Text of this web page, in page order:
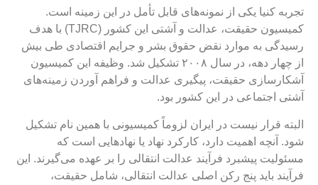
کنیا یکی از نمونه‌های قابل تأمل در این زمینه است.
کمیسیون حقیقت، عدالت و آشتی این کشور (TJRC) با هدف
به موارد نقض حقوق بشر و جرایم اقتصادی طی بیش
از چهار دهه، در سال ۲۰۰۸ تشکیل شد. وظیفه این کمیسیون
حقیقت، پیگیری عدالت و فراهم آوردن زمینه‌های
اجتماعی در این کشور بود.
قرار نیست در ایران لزوماً کمیسیونی با همین نام تشکیل
آنچه اهمیت دارد، کارکرد نهاد یا نهادهایی است که
پیشبرد فرآیند عدالت انتقالی را بر عهده می‌گیرند. این
باید پنج رکن اصلی عدالت انتقالی، شامل حقیقت،